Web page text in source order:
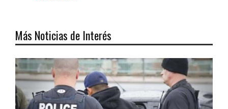
Más Noticias de Interés